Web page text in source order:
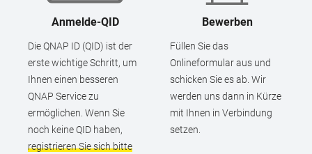
Anmelde-QID
Die QNAP ID (QID) ist der
erste wichtige Schritt, um
Ihnen einen besseren
QNAP Service zu
ermöglichen. Wenn Sie
noch keine QID haben,
registrieren Sie sich bitte
Bewerben
Füllen Sie das
Onlineformular aus und
schicken Sie es ab. Wir
werden uns dann in Kürze
mit Ihnen in Verbindung
setzen.